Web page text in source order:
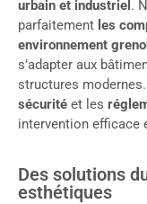
urbain et industriel .
parfaitement les
environnement
s’adapter aux
structures
sécurité et les
intervention efficace
Des solutions
esthétiques